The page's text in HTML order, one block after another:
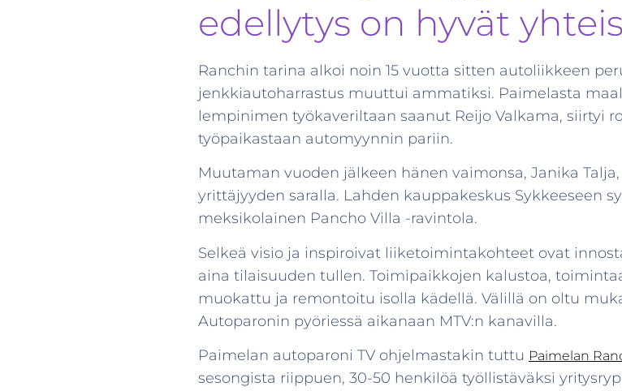
edellytys on hyvät
Ranchin tarina alkoi noin 15 vuotta sitten autoliikkeen
jenkkiautoharrastus muuttui ammatiksi. Paimelasta
lempinimen työkaveriltaan saanut Reijo Valkama, siirtyi
työpaikastaan automyynnin pariin.
Muutaman vuoden jälkeen hänen vaimonsa, Janika
yrittäjyyden saralla. Lahden kauppakeskus Sykkeeseen
meksikolainen Pancho Villa -ravintola.
Selkeä visio ja inspiroivat liiketoimintakohteet ovat
aina tilaisuuden tullen. Toimipaikkojen kalustoa,
muokattu ja remontoitu isolla kädellä. Välillä on oltu
Autoparonin pyöriessä aikanaan MTV:n kanavilla.
Paimelan autoparoni TV ohjelmastakin tuttu Paimelan
sesongista riippuen, 30-50 henkilöä työllistäväksi